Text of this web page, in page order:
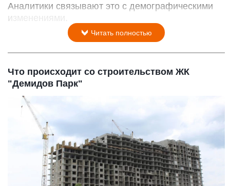
Аналитики связывают это с демографическими
изменениями.
Читать полностью
Что происходит со строительством ЖК
"Демидов Парк"